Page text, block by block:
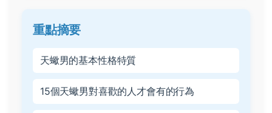
重點摘要
天蠍男的基本性格特質
15個天蠍男對喜歡的人才會有的行為